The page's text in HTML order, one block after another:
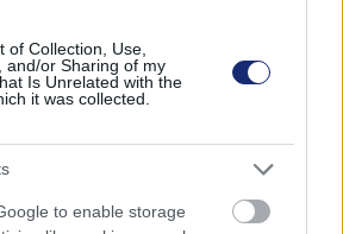
of Collection, Use,
and/or Sharing of my
Is Unrelated with the
it was collected.
to enable storage